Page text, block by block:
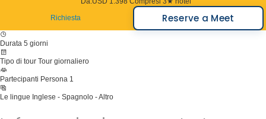
Richiesta
Reserve a Meet
Durata 5 giorni
Tipo di tour Tour giornaliero
Partecipanti Persona 1
Le lingue Inglese - Spagnolo - Altro